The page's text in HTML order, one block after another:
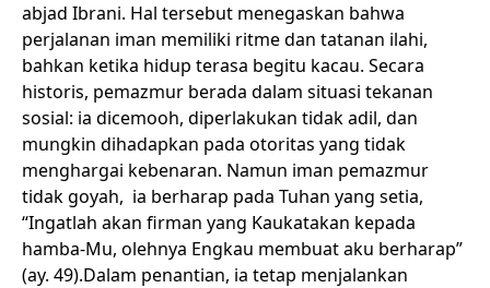
abjad Ibrani. Hal tersebut menegaskan bahwa
perjalanan iman memiliki ritme dan tatanan ilahi,
bahkan ketika hidup terasa begitu kacau. Secara
historis, pemazmur berada dalam situasi tekanan
sosial: ia dicemooh, diperlakukan tidak adil, dan
mungkin dihadapkan pada otoritas yang tidak
menghargai kebenaran. Namun iman pemazmur
tidak goyah, ia berharap pada Tuhan yang setia,
“Ingatlah akan firman yang Kaukatakan kepada
hamba-Mu, olehnya Engkau membuat aku berharap”
(ay. 49).Dalam penantian, ia tetap menjalankan